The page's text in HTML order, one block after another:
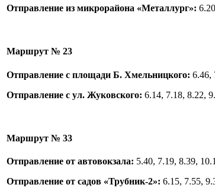
Отправление из микрорайона «Металлург»:
Маршрут № 23
Отправление с площади Б. Хмельницкого: 6.46,
Отправление с ул. Жуковского: 6.14, 7.18, 8.22,
Маршрут № 33
Отправление от автовокзала: 5.40, 7.19, 8.39,
Отправление от садов «Трубник-2»: 6.15, 7.55,